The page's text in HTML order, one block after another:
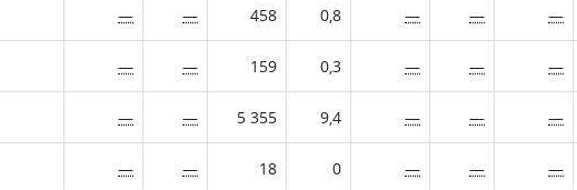
— — 458 0,8 — — —
— — 159 0,3 — — —
— — 5 355 9,4 — — —
— — 18 0 — — —